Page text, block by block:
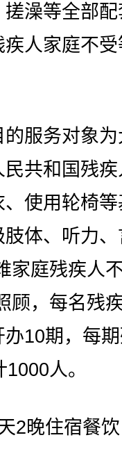
澡等全部
人家庭不
服务对象为
共和国残疾
使用轮椅
体、听力
家庭残疾人
顾，每名残
10期，每
人。
晚住宿餐饮